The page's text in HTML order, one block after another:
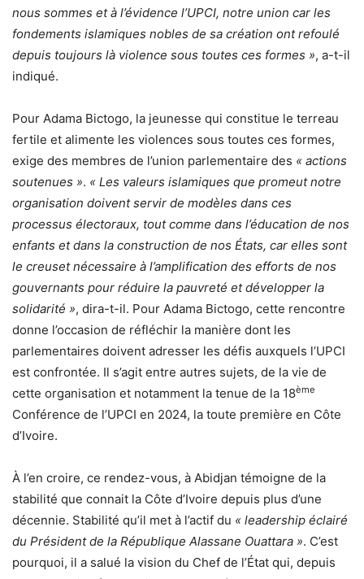
nous sommes et à l’évidence l’UPCI, notre union car les
fondements islamiques nobles de sa création ont refoulé
depuis toujours là violence sous toutes ces formes », a-t-il
indiqué.
Pour Adama Bictogo, la jeunesse qui constitue le terreau
fertile et alimente les violences sous toutes ces formes,
exige des membres de l’union parlementaire des « actions
soutenues ». « Les valeurs islamiques que promeut notre
organisation doivent servir de modèles dans ces
processus électoraux, tout comme dans l’éducation de nos
enfants et dans la construction de nos États, car elles sont
le creuset nécessaire à l’amplification des efforts de nos
gouvernants pour réduire la pauvreté et développer la
solidarité », dira-t-il. Pour Adama Bictogo, cette rencontre
donne l’occasion de réfléchir la manière dont les
parlementaires doivent adresser les défis auxquels l’UPCI
est confrontée. Il s’agit entre autres sujets, de la vie de
cette organisation et notamment la tenue de la 18ème
Conférence de l’UPCI en 2024, la toute première en Côte
d’Ivoire.
À l’en croire, ce rendez-vous, à Abidjan témoigne de la
stabilité que connait la Côte d’Ivoire depuis plus d’une
décennie. Stabilité qu’il met à l’actif du « leadership éclairé
du Président de la République Alassane Ouattara ». C’est
pourquoi, il a salué la vision du Chef de l’État qui, depuis